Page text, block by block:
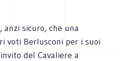
anzi sicuro, che una
voti Berlusconi per i suoi
del Cavaliere a